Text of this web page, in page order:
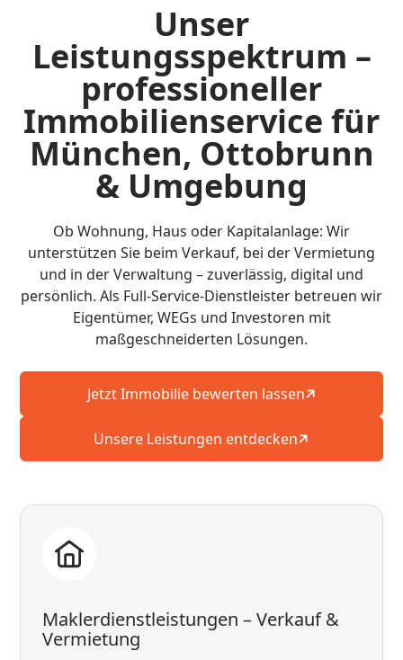
Unser
Leistungsspektrum –
professioneller
Immobilienservice für
München, Ottobrunn
& Umgebung
Ob Wohnung, Haus oder Kapitalanlage: Wir
unterstützen Sie beim Verkauf, bei der Vermietung
und in der Verwaltung – zuverlässig, digital und
persönlich. Als Full-Service-Dienstleister betreuen wir
Eigentümer, WEGs und Investoren mit
maßgeschneiderten Lösungen.
Jetzt Immobilie bewerten lassen
Unsere Leistungen entdecken
Maklerdienstleistungen – Verkauf &
Vermietung